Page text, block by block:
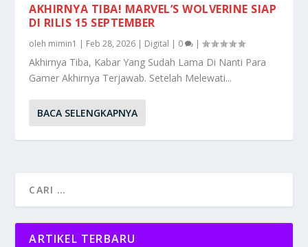
AKHIRNYA TIBA! MARVEL’S WOLVERINE SIAP
DI RILIS 15 SEPTEMBER
oleh mimin1 | Feb 28, 2026 | Digital | 0 |
Akhirnya Tiba, Kabar Yang Sudah Lama Di Nanti Para
Gamer Akhirnya Terjawab. Setelah Melewati...
BACA SELENGKAPNYA
ARTIKEL TERBARU